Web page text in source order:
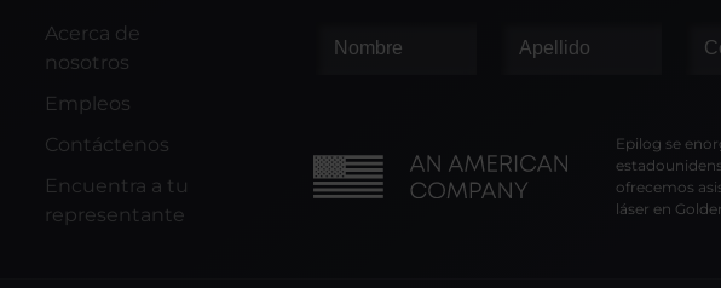
Acerca de
nosotros
Empleos
Contáctenos
Encuentra a tu
representante
Epilog se
ofrecemos
láser en